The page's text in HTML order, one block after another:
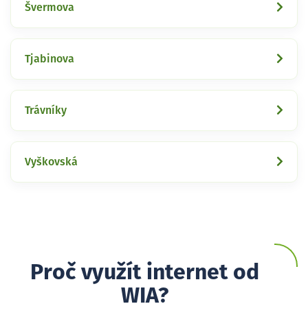
Švermova
Tjabinova
Trávníky
Vyškovská
Proč využít internet od
WIA?